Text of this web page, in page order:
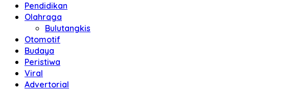
Pendidikan
Olahraga
Bulutangkis
Otomotif
Budaya
Peristiwa
Viral
Advertorial